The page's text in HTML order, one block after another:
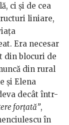
ci și de cea
liniare,
Era necesar
din blocuri de
din rural
și Elena
decât într-
forțată”,
în